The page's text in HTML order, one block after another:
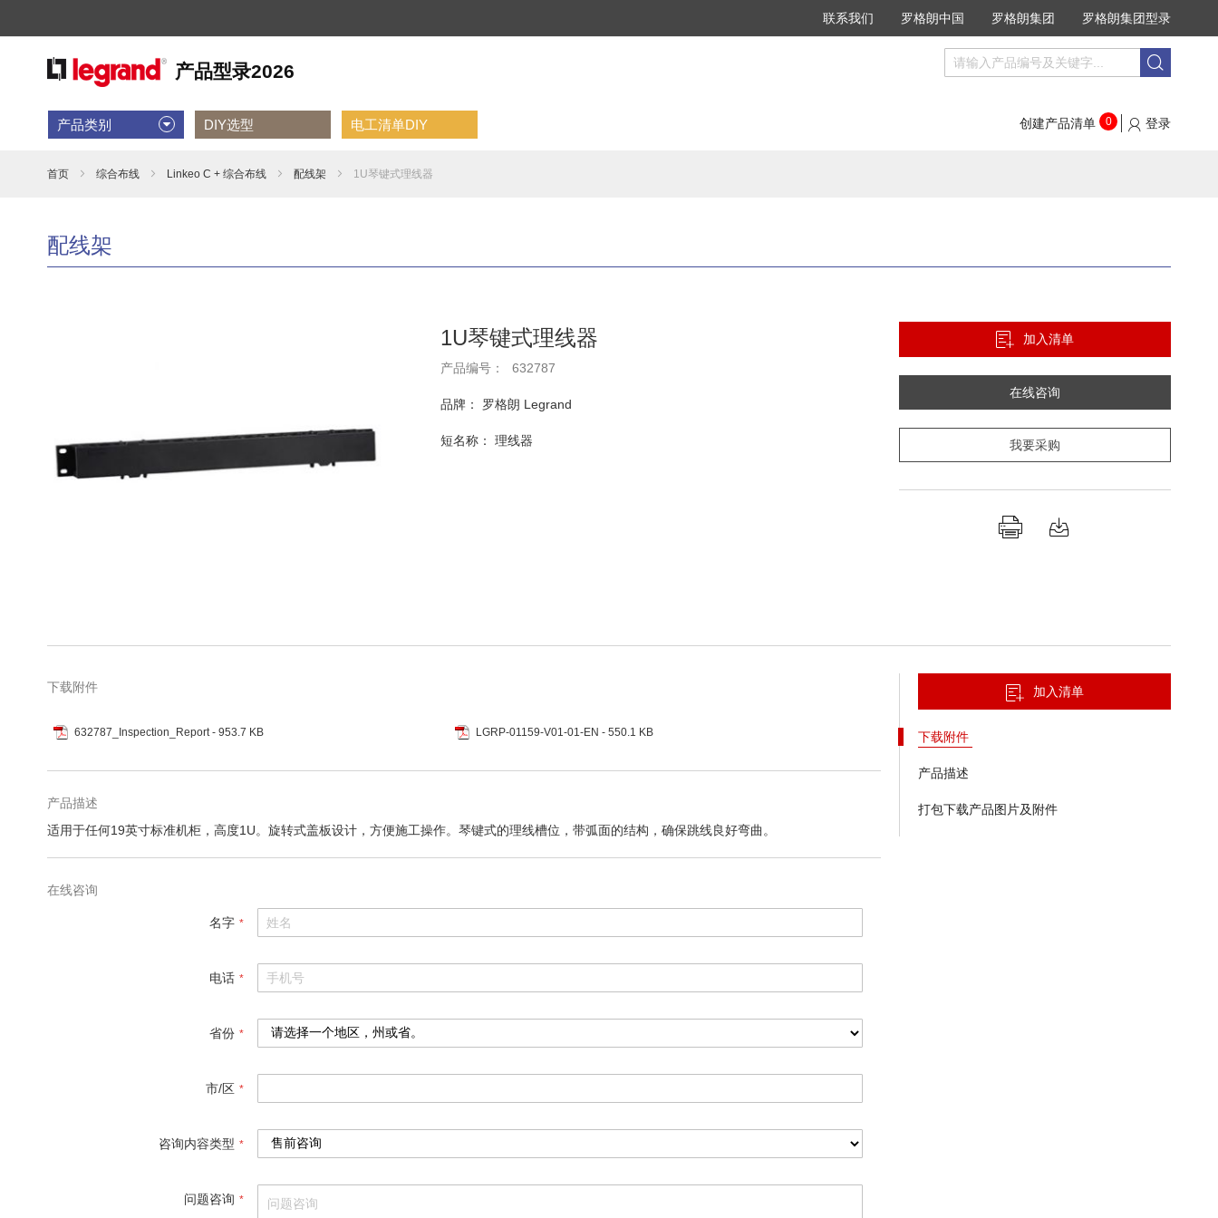
联系我们 罗格朗中国 罗格朗集团 罗格朗集团型录
搜
创建产品清单
0 登录
产品类别 DIY选型 电工清单DIY
首页 综合布线 Linkeo C + 综合布线 配线架 1U琴键式理线器
配线架
1U琴键式理线器
产品编号： 632787
品牌： 罗格朗 Legrand
短名称： 理线器
加入清单
在线咨询
我要采购
转
图
的
头
加入清单
下载附件
产品描述
打包下载产品图片及附件
下载附件
632787_Inspection_Report - 953.7 KB LGRP-01159-V01-01-EN - 550.1 KB
产品描述
适用于任何19英寸标准机柜，高度1U。旋转式盖板设计，方便施工操作。琴键式的理线槽位，带弧面的结构，确保跳线良好弯曲。
在线咨询
名字
电话
省份
市/区
咨询内容类型
问题咨询